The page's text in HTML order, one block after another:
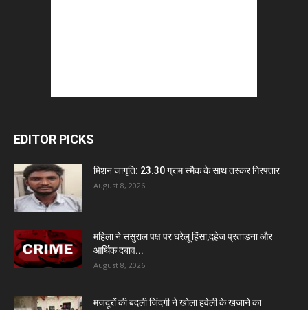
EDITOR PICKS
मिशन जागृति: 23.30 ग्राम स्मैक के साथ तस्कर गिरफ्तार
August 8, 2026
महिला ने ससुराल पक्ष पर घरेलू हिंसा,दहेज प्रताड़ना और
आर्थिक दबाव...
August 8, 2026
मजदूरों की बदली जिंदगी ने खोला हवेली के खजाने का